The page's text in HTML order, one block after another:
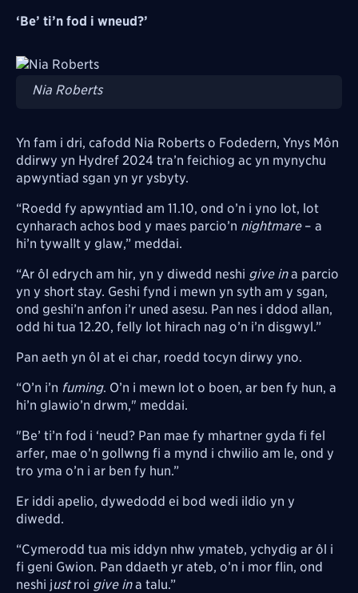
‘Be’ ti’n fod i wneud?’
Image
Nia Roberts
Yn fam i dri, cafodd Nia Roberts o Fodedern, Ynys Môn
ddirwy yn Hydref 2024 tra’n feichiog ac yn mynychu
apwyntiad sgan yn yr ysbyty.
“Roedd fy apwyntiad am 11.10, ond o’n i yno lot, lot
cynharach achos bod y maes parcio’n nightmare– a
hi’n tywallt y glaw,” meddai.
“Ar ôl edrych am hir, yn y diwedd neshi give ina parcio
yn y short stay. Geshi fynd i mewn yn syth am y sgan,
ond geshi’n anfon i’r uned asesu. Pan nes i ddod allan,
odd hi tua 12.20, felly lot hirach nag o’n i’n disgwyl.”
Pan aeth yn ôl at ei char, roedd tocyn dirwy yno.
“O’n i’n fuming. O’n i mewn lot o boen, ar ben fy hun, a
hi’n glawio’n drwm," meddai.
"Be’ ti’n fod i ‘neud? Pan mae fy mhartner gyda fi fel
arfer, mae o’n gollwng fi a mynd i chwilio am le, ond y
tro yma o’n i ar ben fy hun.”
Er iddi apelio, dywedodd ei bod wedi ildio yn y
diwedd.
“Cymerodd tua mis iddyn nhw ymateb, ychydig ar ôl i
fi geni Gwion. Pan ddaeth yr ateb, o’n i mor flin, ond
neshi justroi give ina talu.”